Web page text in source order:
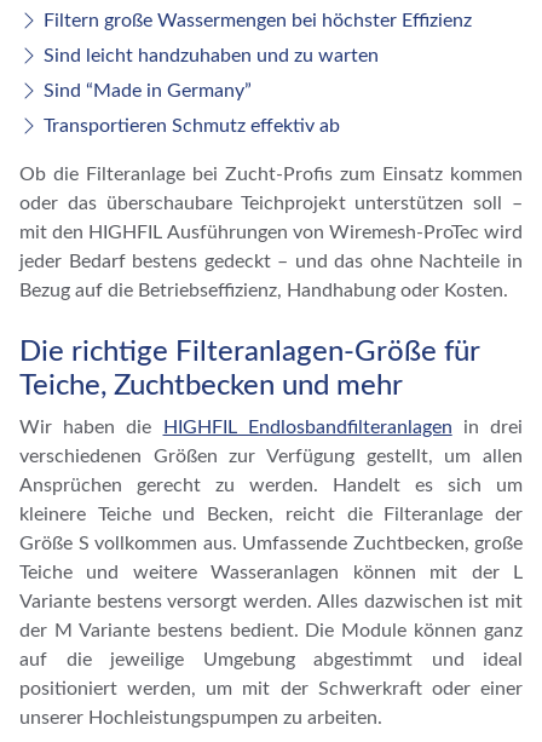
Filtern große Wassermengen bei höchster Effizienz
Sind leicht handzuhaben und zu warten
Sind “Made in Germany”
Transportieren Schmutz effektiv ab
Ob die Filteranlage bei Zucht-Profis zum Einsatz kommen
oder das überschaubare Teichprojekt unterstützen soll –
mit den HIGHFIL Ausführungen von Wiremesh-ProTec wird
jeder Bedarf bestens gedeckt – und das ohne Nachteile in
Bezug auf die Betriebseffizienz, Handhabung oder Kosten.
Die richtige Filteranlagen-Größe für
Teiche, Zuchtbecken und mehr
Wir haben die HIGHFIL Endlosbandfilteranlagen in drei
verschiedenen Größen zur Verfügung gestellt, um allen
Ansprüchen gerecht zu werden. Handelt es sich um
kleinere Teiche und Becken, reicht die Filteranlage der
Größe S vollkommen aus. Umfassende Zuchtbecken, große
Teiche und weitere Wasseranlagen können mit der L
Variante bestens versorgt werden. Alles dazwischen ist mit
der M Variante bestens bedient. Die Module können ganz
auf die jeweilige Umgebung abgestimmt und ideal
positioniert werden, um mit der Schwerkraft oder einer
unserer Hochleistungspumpen zu arbeiten.